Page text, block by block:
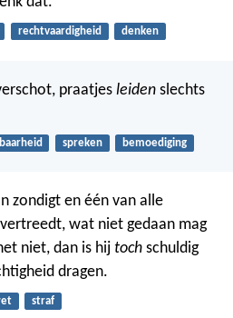
rechtvaardigheid denken
praatjes leiden slechts
spreken bemoediging
zondigt en één van alle
wat niet gedaan mag
niet, dan is hij toch schuldig
dragen.
straf